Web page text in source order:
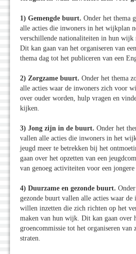
1) Gemengde buurt. Onder het thema
alle acties die inwoners in het wijkplan
verschillende nationaliteiten in hun wijk
Dit kan gaan van het organiseren van
thema dag tot het publiceren van een
2) Zorgzame buurt. Onder het thema
alle acties waar de inwoners zich voor
over ouder worden, hulp vragen en
kijken.
3) Jong zijn in de buurt. Onder het
vallen alle acties die inwoners in het
jeugd meer te betrekken bij het
gaan over het opzetten van een
van genoeg activiteiten voor een
4) Duurzame en gezonde buurt.
gezonde buurt vallen alle acties waar
willen inzetten die zich richten op het
maken van hun wijk. Dit kan gaan over
groencommissie tot het organiseren
straten.